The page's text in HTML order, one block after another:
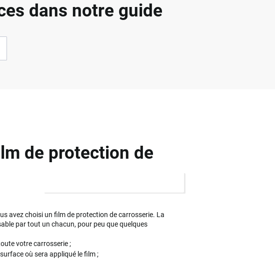
dans notre guide
de protection de
avez choisi un film de protection de carrosserie. La
par tout un chacun, pour peu que quelques
votre carrosserie ;
où sera appliqué le film ;